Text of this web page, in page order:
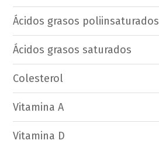
Ácidos grasos poliinsaturados
Ácidos grasos saturados
Colesterol
Vitamina A
Vitamina D